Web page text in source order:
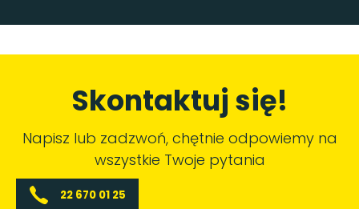
Skontaktuj się!
Napisz lub zadzwoń, chętnie odpowiemy na
wszystkie Twoje pytania
22 670 01 25